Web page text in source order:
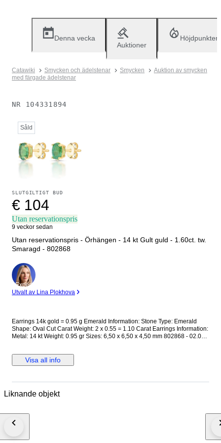
Denna vecka
Auktioner
Höjdpunkter
Catawiki Smycken och ädelstenar Smycken
Auktion av smycken
med färgade ädelstenar
NR 104331894
Såld
SLUTGILTIGT BUD
€ 104
Utan reservationspris
9 veckor sedan
Utan reservationspris - Örhängen - 14 kt Gult guld - 1.60ct. tw.
Smaragd - 802868
Expert
Utvalt av Lina Plokhova
Earrings 14k gold = 0.95 g Emerald Information: Stone Type: Emerald
Shape: Oval Cut Carat Weight: 2 x 0.55 = 1.10 Carat Earrings Information:
Metal: 14 kt Weight: 0.95 gr Sizes: 6,50 x 6,50 x 4,50 mm 802868 - 02.007
not been researched for this specific item. PLEASE NOTE Your country of
residence may impose additional VAT, customs, and import fees which are
cancel/withdraw they will bear the risk, cost of all shipping, and return
tracking number by FEDEX. To offer our customers the most efficient and
unnecessary costs for the buyer. We will provide full support throughout
Visa all info
Liknande objekt